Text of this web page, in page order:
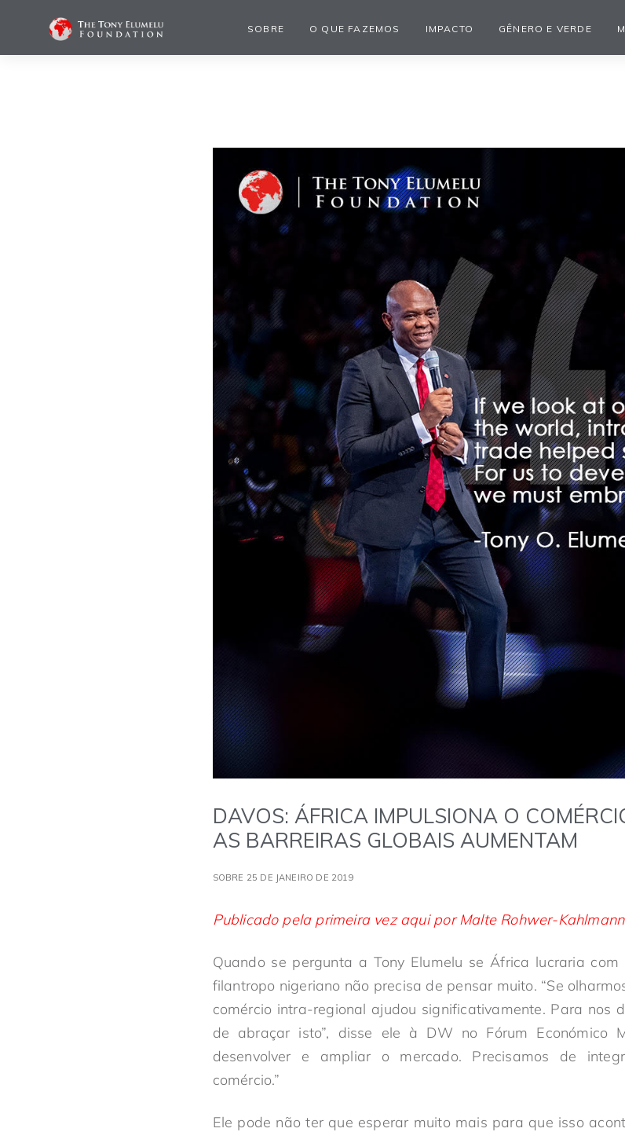
SOBRE O QUE FAZEMOS IMPACTO GÊNERO E VERDE
DAVOS: ÁFRICA IMPULSIONA O
AS BARREIRAS GLOBAIS AUMENTAM
SOBRE 25 DE JANEIRO DE 2019
Publicado pela primeira vez aqui por Malte Rohwer-Kahlmann
Quando se pergunta a Tony Elumelu se África lucraria
filantropo nigeriano não precisa de pensar muito. “Se
comércio intra-regional ajudou significativamente. Para nos
de abraçar isto”, disse ele à DW no Fórum Económico
desenvolver e ampliar o mercado. Precisamos de
comércio.”
Ele pode não ter que esperar muito mais para que isso